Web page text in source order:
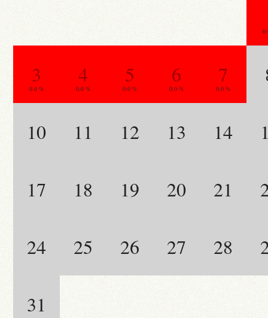
3
0.0 %
4
0.0 %
5
0.0 %
6
0.0 %
7
0.0 %
10 11 12 13 14
17 18 19 20 21
24 25 26 27 28
31